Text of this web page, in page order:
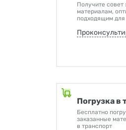
Получите совет
материалам,
подходящим
Погрузка в
Бесплатно
заказанные
в транспорт